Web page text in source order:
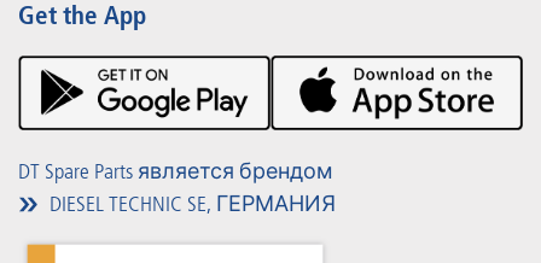
Product Promotions
Мероприятия
Материалы для загрузки
Get the App
DT Spare Parts является брендом
DIESEL TECHNIC SE, ГЕРМАНИЯ